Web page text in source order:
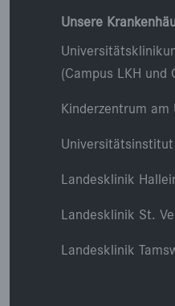
Unsere
(Campus LKH und
Kinderzentrum
Landesklinik
Landesklinik St.
Landesklinik